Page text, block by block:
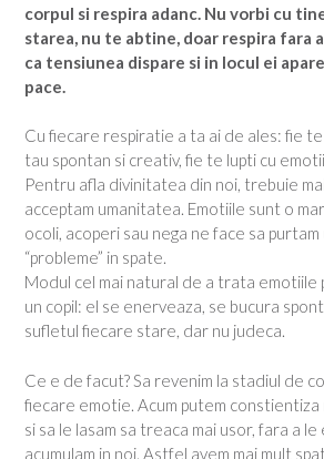
corpul si respira adanc. Nu vorbi cu
starea, nu te abtine, doar respira fara
ca tensiunea dispare si in locul ei
pace.
Cu fiecare respiratie a ta ai de ales: fie te
tau spontan si creativ, fie te lupti cu
Pentru afla divinitatea din noi, trebuie
acceptam umanitatea. Emotiile sunt o
ocoli, acoperi sau nega ne face sa purtam
“probleme” in spate.
Modul cel mai natural de a trata emotiile
un copil: el se enerveaza, se bucura
sufletul fiecare stare, dar nu judeca.
Ce e de facut? Sa revenim la stadiul de
fiecare emotie. Acum putem constientiza
si sa le lasam sa treaca mai usor, fara a
acumulam in noi. Astfel avem mai mult